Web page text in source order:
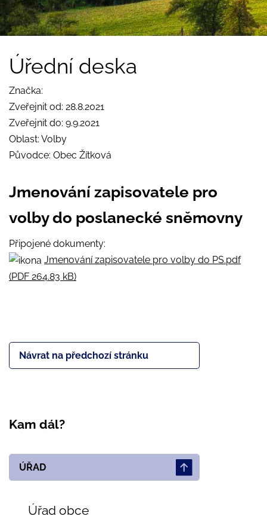
Úřední deska
Značka:
Zveřejnit od: 28.8.2021
Zveřejnit do: 9.9.2021
Oblast: Volby
Původce: Obec Žítková
Jmenování zapisovatele pro
volby do poslanecké sněmovny
Připojené dokumenty:
Jmenování zapisovatele pro volby do PS.pdf
(PDF 264.83 kB)
Návrat na předchozí stránku
Kam dál?
ÚŘAD
Úřad obce